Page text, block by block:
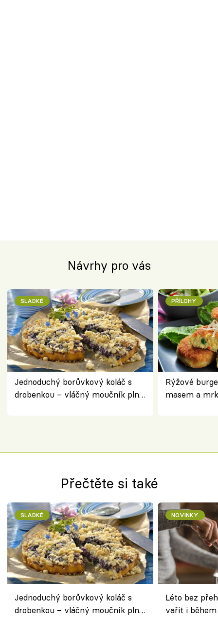
Návrhy pro vás
SLADKÉ
Jednoduchý borůvkový koláč s
drobenkou – vláčný moučník plný
PŘÍLOHY
Rýžové
masem a
Přečtěte si také
SLADKÉ
Jednoduchý borůvkový koláč s
drobenkou – vláčný moučník plný
NOVINKY
Léto bez
vařit i